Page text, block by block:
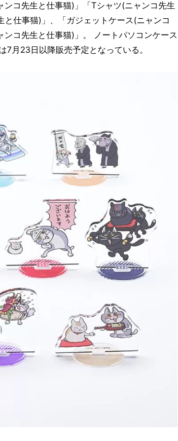
コ先生と仕事猫)」「Tシャツ(ニャンコ先生
仕事猫)」、「ガジェットケース(ニャンコ
コ先生と仕事猫)」。 ノートパソコンケース
月23日以降販売予定となっている。